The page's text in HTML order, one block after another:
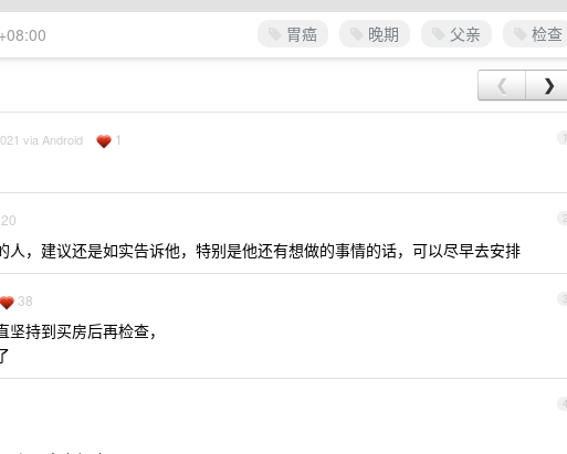
胃癌 晚期 父亲 检查
❮ ❯
1
via Android 1
2
20
人，建议还是如实告诉他，特别是他还有想做的事情的话，可以尽早去安排
3
38
持到买房后再检查，
4